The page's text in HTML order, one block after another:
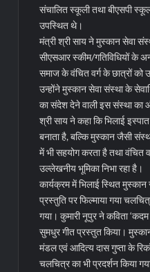
संचालित स्कूली तथा बीएसपी स्कूल
उपस्थित थे।
मंत्री श्री साय ने मुस्कान सेवा
सीएसआर स्कीम/गतिविधियों के
समाज के वंचित वर्ग के छात्रों को
उन्होंने मुस्कान सेवा संस्था के
का संदेश देने वाली इस संस्था का
श्री साय ने कहा कि भिलाई
बनाता है, बल्कि मुस्कान जैसी
में भी सहयोग करता है तथा वंचित
उल्लेखनीय भूमिका निभा रहा है।
कार्यक्रम में भिलाई स्थित मुस्कान
प्रस्तुति पर फिल्माया गया
गया। कुमारी नूपुर ने कविता ‘कदम
सुमधुर गीत प्रस्तुत किया। मुस्कान
मंडल एवं आदित्य दास गुप्ता के
चलचित्र का भी प्रदर्शन किया